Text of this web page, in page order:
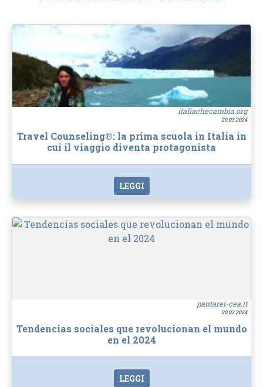
italiachecambia.org
20.03.2024
Travel Counseling®: la prima scuola in Italia in
cui il viaggio diventa protagonista
LEGGI
pantarei-cea.it
20.03.2024
Tendencias sociales que revolucionan el mundo
en el 2024
LEGGI